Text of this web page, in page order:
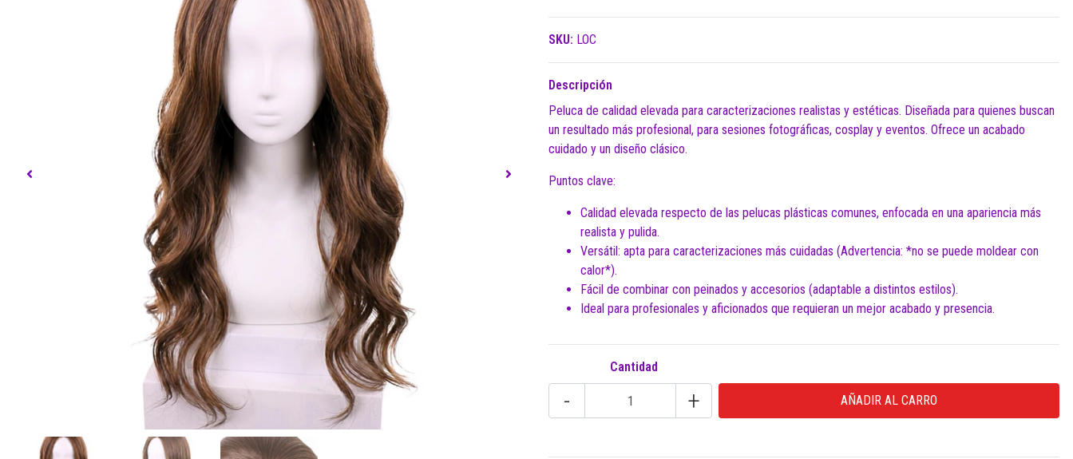
SKU: LOC
Descripción
Peluca de calidad elevada para caracterizaciones realistas y estéticas. Diseñada para quienes buscan
un resultado más profesional, para sesiones fotográficas, cosplay y eventos. Ofrece un acabado
cuidado y un diseño clásico.
Puntos clave:
Calidad elevada respecto de las pelucas plásticas comunes, enfocada en una apariencia más
realista y pulida.
Versátil: apta para caracterizaciones más cuidadas (Advertencia: *no se puede moldear con
calor*).
Fácil de combinar con peinados y accesorios (adaptable a distintos estilos).
Ideal para profesionales y aficionados que requieran un mejor acabado y presencia.
Cantidad
- +